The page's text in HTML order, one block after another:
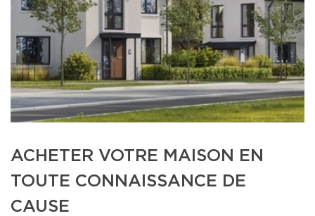
ACHETER VOTRE MAISON EN
TOUTE CONNAISSANCE DE
CAUSE